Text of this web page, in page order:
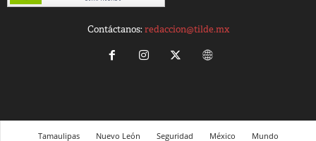
Contáctanos:redaccion@tilde.mx
Tamaulipas Nuevo León Seguridad México Mundo